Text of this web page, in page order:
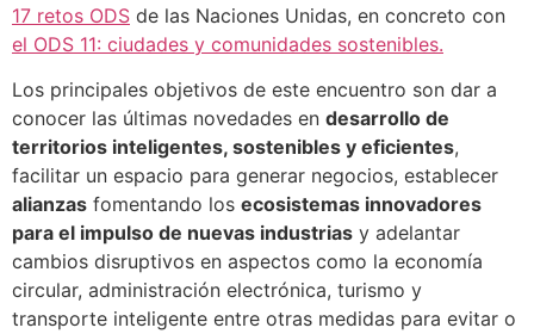
17 retos ODS de las Naciones Unidas, en concreto con
el ODS 11: ciudades y comunidades sostenibles.
Los principales objetivos de este encuentro son dar a
conocer las últimas novedades en desarrollo de
territorios inteligentes, sostenibles y eficientes,
facilitar un espacio para generar negocios, establecer
alianzas fomentando los ecosistemas innovadores
para el impulso de nuevas industrias y adelantar
cambios disruptivos en aspectos como la economía
circular, administración electrónica, turismo y
transporte inteligente entre otras medidas para evitar o